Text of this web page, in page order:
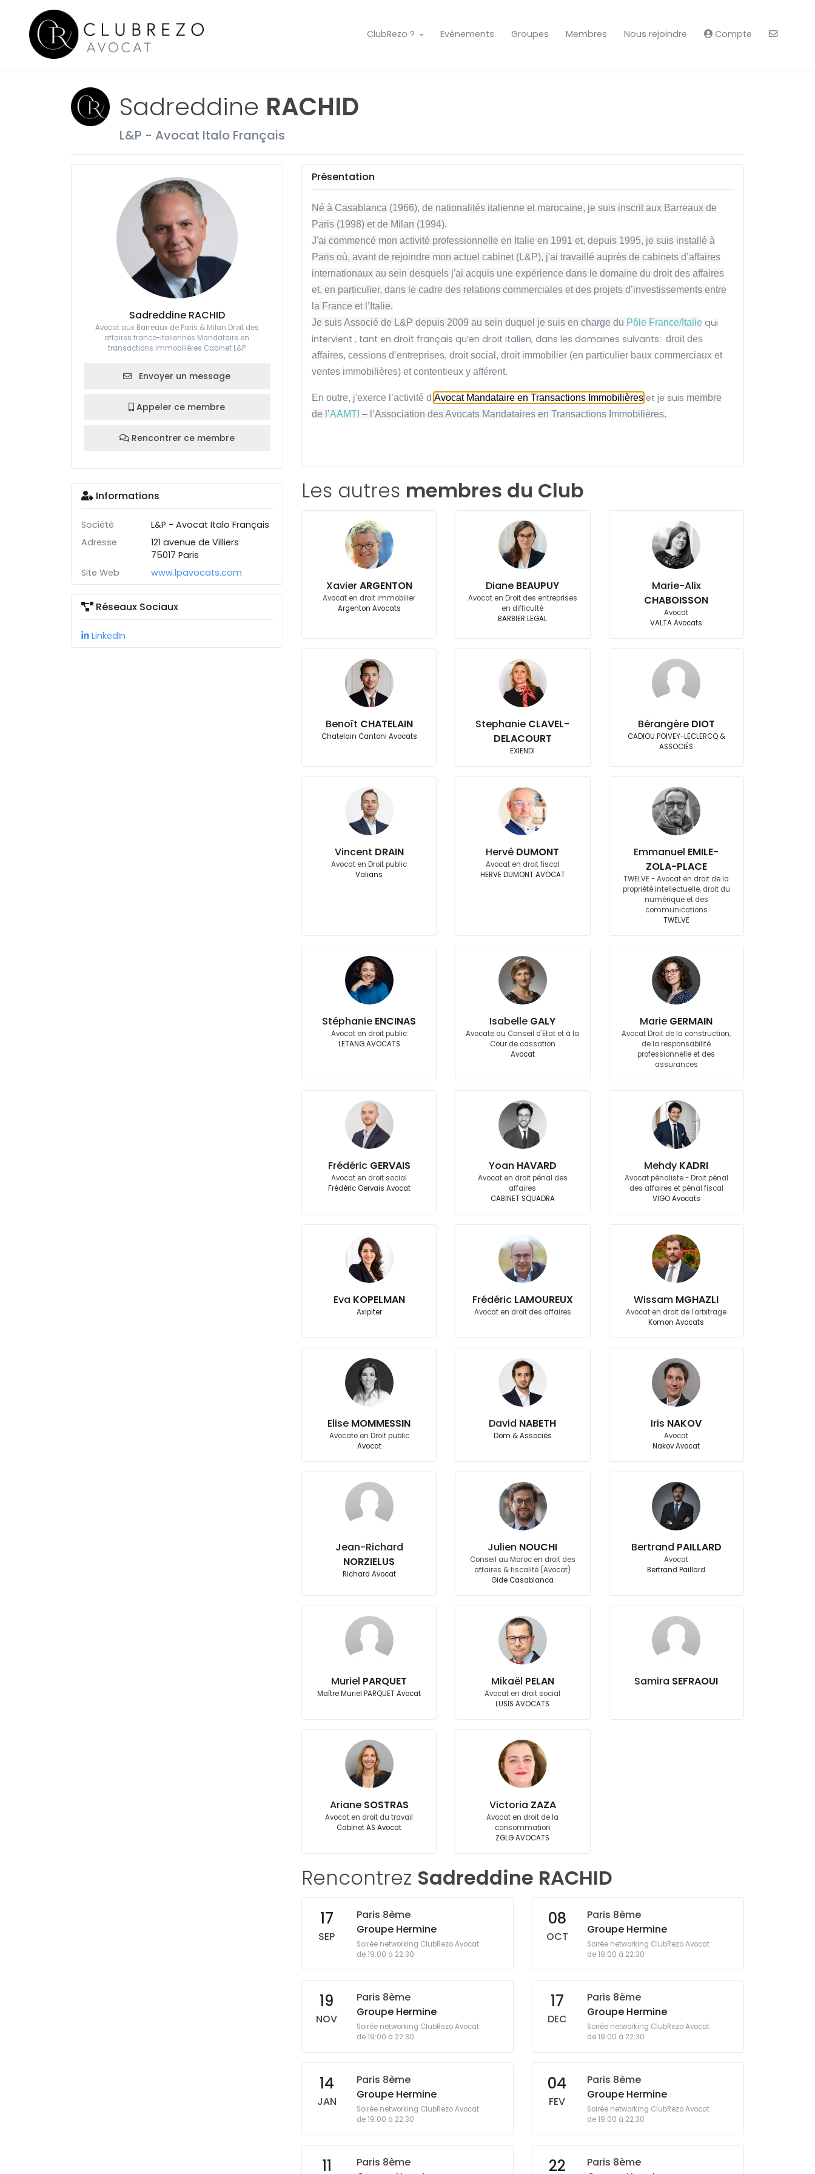
ClubRezo ? Evénements Groupes Membres Nous rejoindre Compte
Sadreddine RACHID
L&P - Avocat Italo Français
Sadreddine RACHID
Avocat aux Barreaux de Paris & Milan Droit des
affaires franco-italiennes Mandataire en
transactions immobilières Cabinet L&P
Envoyer un message
Appeler ce membre
Rencontrer ce membre
Informations
Société
L&P - Avocat Italo Français
Adresse
121 avenue de Villiers
75017 Paris
Site Web
www.lpavocats.com
Réseaux Sociaux
LinkedIn
Présentation
Né à Casablanca (1966), de nationalités italienne et marocaine, je suis inscrit aux Barreaux de
Paris (1998) et de Milan (1994).
J'ai commencé mon activité professionnelle en Italie en 1991 et, depuis 1995, je suis installé à
Paris où, avant de rejoindre mon actuel cabinet (L&P), j'ai travaillé auprès de cabinets d’affaires
internationaux au sein desquels j'ai acquis une expérience dans le domaine du droit des affaires
et, en particulier, dans le cadre des relations commerciales et des projets d’investissements entre
la France et l’Italie.
Je suis Associé de L&P depuis 2009 au sein duquel je suis en charge du Pôle France/Italiequi
intervient , tant en droit français qu’en droit italien, dans les domaines suivants: droit des
affaires, cessions d’entreprises, droit social, droit immobilier (en particulier baux commerciaux et
ventes immobilières) etcontentieux y afférent.
En outre, j'exerce l’activité d’ Avocat Mandataire en Transactions Immobilièreset je suis membre
de l’AAMTI – l’Association des Avocats Mandataires en Transactions Immobilières.
Les autres membres du Club
XavierARGENTON
Avocat en droit immobilier
Argenton Avocats
Diane BEAUPUY
Avocat en Droit des entreprises
en difficulté
BARBIER LEGAL
Marie-Alix
CHABOISSON
Avocat
VALTA Avocats
Benoît CHATELAIN
Chatelain Cantoni Avocats
Stephanie CLAVEL-
DELACOURT
EXIENDI
Bérangère DIOT
CADIOU POIVEY-LECLERCQ &
ASSOCIÉS
Vincent DRAIN
Avocat en Droit public
Valians
Hervé DUMONT
Avocat en droit fiscal
HERVE DUMONT AVOCAT
Emmanuel EMILE-
ZOLA-PLACE
TWELVE - Avocat en droit de la
propriété intellectuelle, droit du
numérique et des
communications
TWELVE
Stéphanie ENCINAS
Avocat en droit public
LETANG AVOCATS
Isabelle GALY
Avocate au Conseil d'Etat et à la
Cour de cassation
Avocat
Marie GERMAIN
Avocat Droit de la construction,
de la responsabilité
professionnelle et des
assurances
Frédéric GERVAIS
Avocat en droit social
Frédéric Gervais Avocat
Yoan HAVARD
Avocat en droit pénal des
affaires
CABINET SQUADRA
Mehdy KADRI
Avocat pénaliste - Droit pénal
des affaires et pénal fiscal
VIGO Avocats
Eva KOPELMAN
Axipiter
Frédéric LAMOUREUX
Avocat en droit des affaires
Wissam MGHAZLI
Avocat en droit de l'arbitrage
Komon Avocats
Elise MOMMESSIN
Avocate en Droit public
Avocat
David NABETH
Dom & Associés
Iris NAKOV
Avocat
Nakov Avocat
Jean-Richard
NORZIELUS
Richard Avocat
Julien NOUCHI
Conseil au Maroc en droit des
affaires & fiscalité (Avocat)
Gide Casablanca
Bertrand PAILLARD
Avocat
Bertrand Paillard
Muriel PARQUET
Maître Muriel PARQUET Avocat
Mikaël PELAN
Avocat en droit social
LUSIS AVOCATS
Samira SEFRAOUI
Ariane SOSTRAS
Avocat en droit du travail
Cabinet AS Avocat
Victoria ZAZA
Avocat en droit de la
consommation
ZGLG AVOCATS
Rencontrez Sadreddine RACHID
17
SEP
Paris 8ème
Groupe Hermine
Soirée networking ClubRezo Avocat
de 19:00 à 22:30
08
OCT
Paris 8ème
Groupe Hermine
Soirée networking ClubRezo Avocat
de 19:00 à 22:30
19
NOV
Paris 8ème
Groupe Hermine
Soirée networking ClubRezo Avocat
de 19:00 à 22:30
17
DEC
Paris 8ème
Groupe Hermine
Soirée networking ClubRezo Avocat
de 19:00 à 22:30
14
JAN
Paris 8ème
Groupe Hermine
Soirée networking ClubRezo Avocat
de 19:00 à 22:30
04
FEV
Paris 8ème
Groupe Hermine
Soirée networking ClubRezo Avocat
de 19:00 à 22:30
11
Paris 8ème
22
Paris 8ème